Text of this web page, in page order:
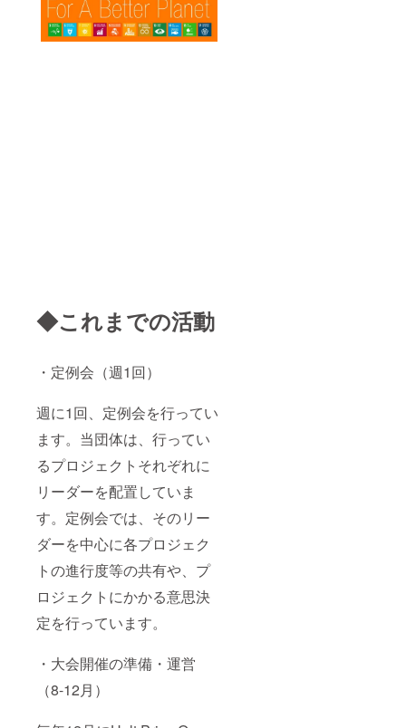
◆これまでの活動
・定例会（週1回）
週に1回、定例会を行ってい
ます。当団体は、行ってい
るプロジェクトそれぞれに
リーダーを配置していま
す。定例会では、そのリー
ダーを中心に各プロジェク
トの進行度等の共有や、プ
ロジェクトにかかる意思決
定を行っています。
・大会開催の準備・運営
（8-12月）